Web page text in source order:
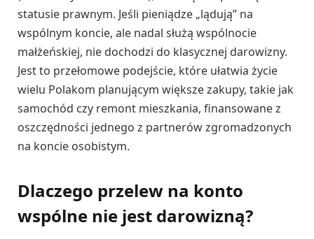
statusie prawnym. Jeśli pieniądze „lądują” na
wspólnym koncie, ale nadal służą wspólnocie
małżeńskiej, nie dochodzi do klasycznej darowizny.
Jest to przełomowe podejście, które ułatwia życie
wielu Polakom planującym większe zakupy, takie jak
samochód czy remont mieszkania, finansowane z
oszczędności jednego z partnerów zgromadzonych
na koncie osobistym.
Dlaczego przelew na konto
wspólne nie jest darowizną?